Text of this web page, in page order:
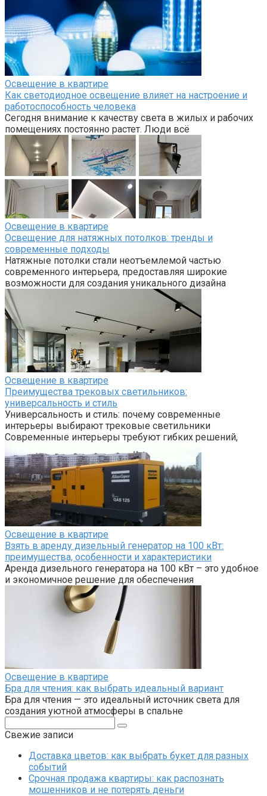
Освещение в квартире
Как светодиодное освещение влияет на настроение и
работоспособность человека
Сегодня внимание к качеству света в жилых и рабочих
помещениях постоянно растет. Люди всё
Освещение в квартире
Освещение для натяжных потолков: тренды и
современные подходы
Натяжные потолки стали неотъемлемой частью
современного интерьера, предоставляя широкие
возможности для создания уникального дизайна
Освещение в квартире
Преимущества трековых светильников:
универсальность и стиль
Универсальность и стиль: почему современные
интерьеры выбирают трековые светильники
Современные интерьеры требуют гибких решений,
Освещение в квартире
Взять в аренду дизельный генератор на 100 кВт:
преимущества, особенности и характеристики
Аренда дизельного генератора на 100 кВт – это удобное
и экономичное решение для обеспечения
Освещение в квартире
Бра для чтения: как выбрать идеальный вариант
Бра для чтения — это идеальный источник света для
создания уютной атмосферы в спальне
Свежие записи
Доставка цветов: как выбрать букет для разных
событий
Срочная продажа квартиры: как распознать
мошенников и не потерять деньги